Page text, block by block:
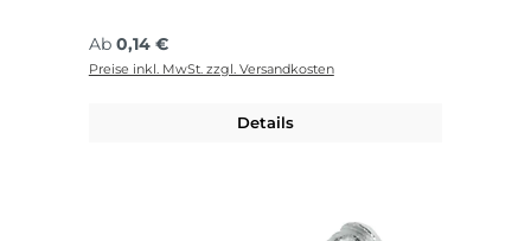
Regulärer Preis:
Ab 0,14 €
Preise inkl. MwSt. zzgl. Versandkosten
Details